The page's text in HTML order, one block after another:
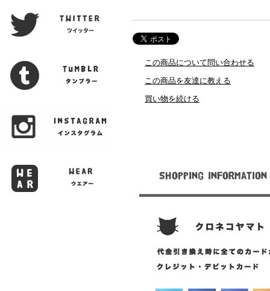
この商品について問い合わせる
この商品を友達に教える
買い物を続ける